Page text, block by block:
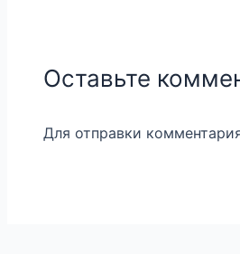
Оставьте
Для отправки